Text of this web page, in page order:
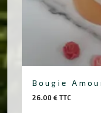
Bougie
26.00 € TTC